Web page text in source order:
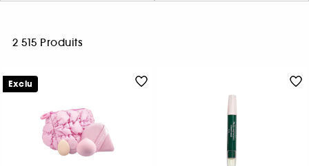
2 515 Produits
Exclu